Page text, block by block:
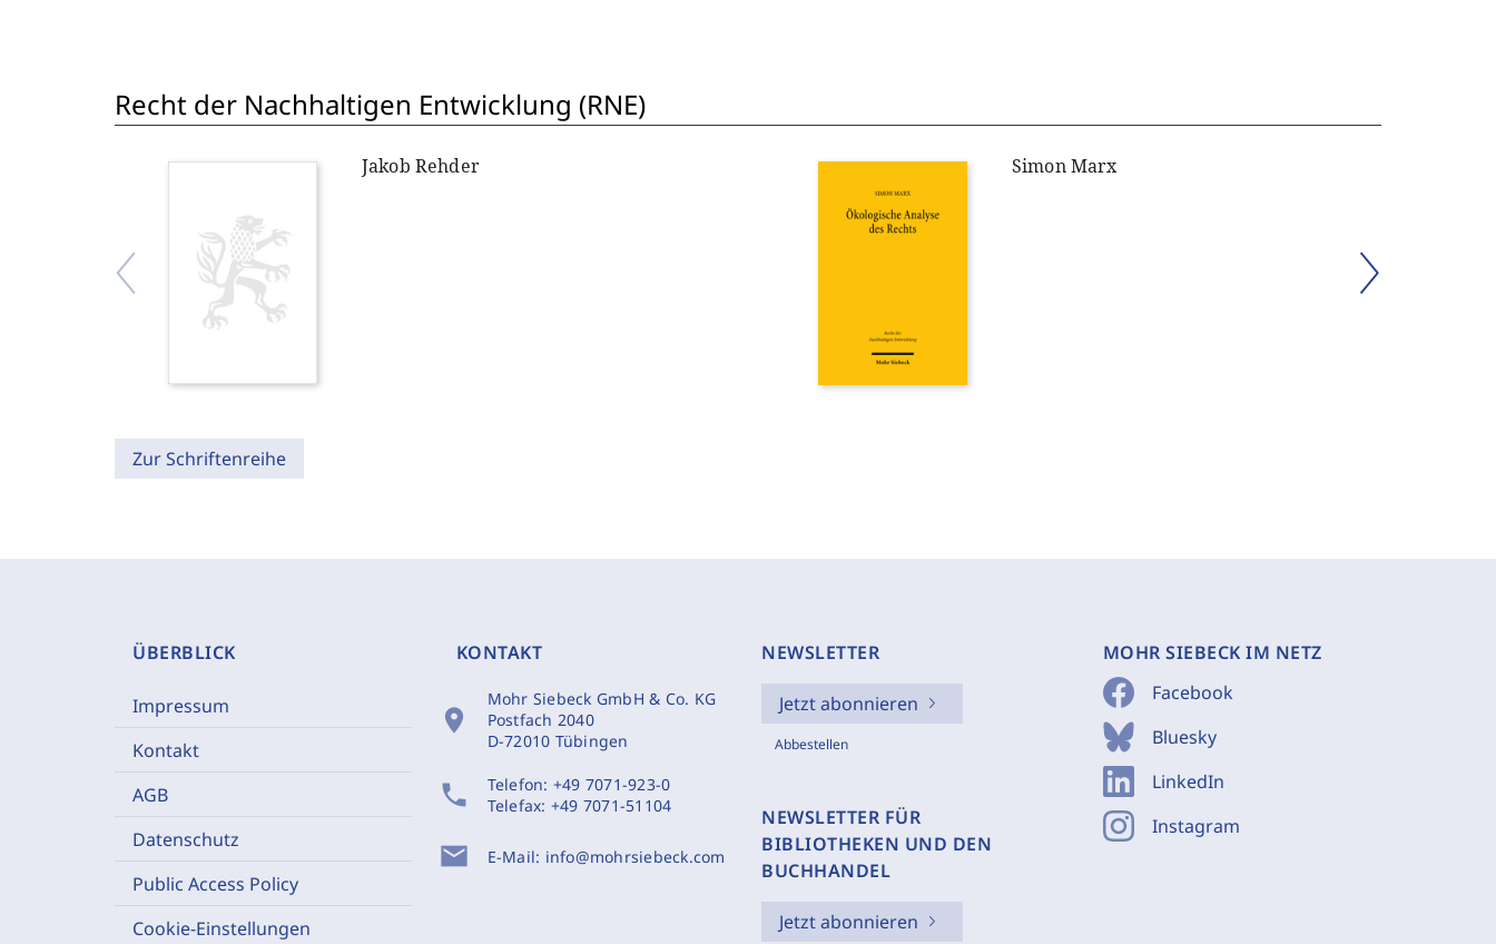
Recht der Nachhaltigen Entwicklung (RNE)
Jakob Rehder Simon Marx
Zur Schriftenreihe
ÜBERBLICK
Impressum
Kontakt
AGB
Datenschutz
Public Access Policy
Cookie-Einstellungen
KONTAKT
location_on
Mohr Siebeck GmbH & Co. KG
Postfach 2040
D-72010 Tübingen
phone Telefon: +49 7071-923-0
Telefax: +49 7071-51104
mail E-Mail: info@mohrsiebeck.com
NEWSLETTER
Jetzt abonnieren
Abbestellen
NEWSLETTER FÜR
BIBLIOTHEKEN UND DEN
BUCHHANDEL
Jetzt abonnieren
MOHR SIEBECK IM NETZ
Facebook
Bluesky
LinkedIn
Instagram